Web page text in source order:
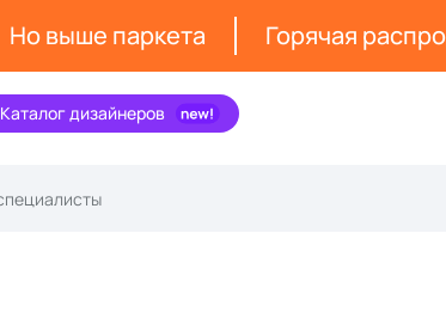
Но выше паркета Горячая
Каталог дизайнеров